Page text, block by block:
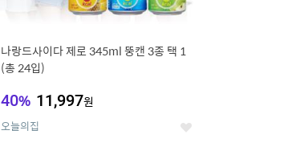
나랑드사이다 제로 345ml 뚱캔 3종 택 1
(총 24입)
40% 11,997원
오늘의집 좋